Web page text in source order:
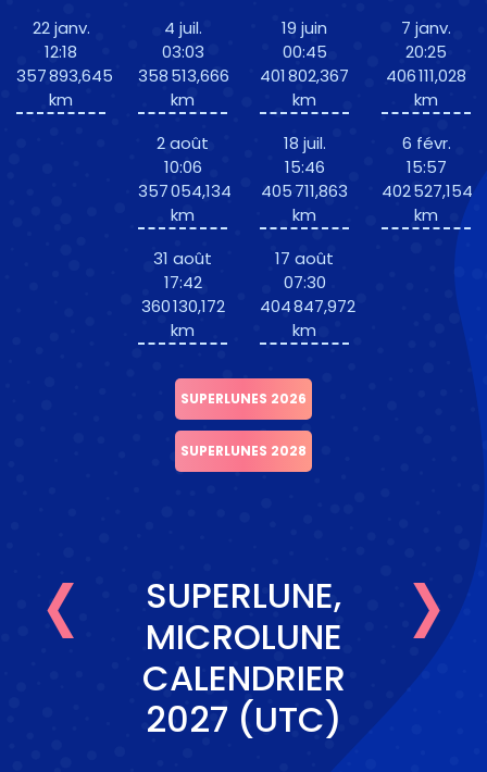
22 janv.
12:18
357 893,645
km
4 juil.
03:03
358 513,666
km
2 août
10:06
357 054,134
km
31 août
17:42
360 130,172
km
19 juin
00:45
401 802,367
km
18 juil.
15:46
405 711,863
km
17 août
07:30
404 847,972
km
7 janv.
20:25
406 111,028
km
6 févr.
15:57
402 527,154
km
SUPERLUNES 2026
SUPERLUNES 2028
‹
SUPERLUNE,
MICROLUNE
CALENDRIER
2027 (UTC)
›